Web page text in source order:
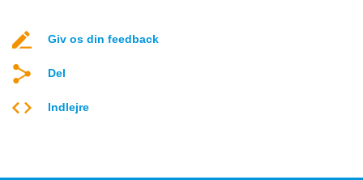
Giv os din feedback
Del
Indlejre